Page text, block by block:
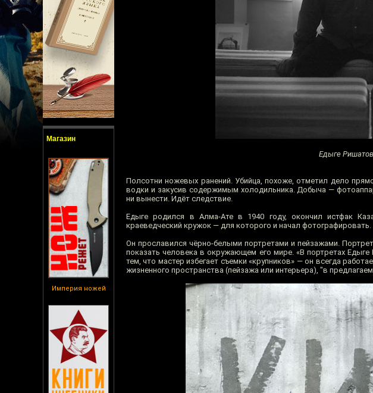
Магазин
Империя ножей
Едыге
Полсотни ножевых ранений. Убийца, похоже, отметил дело
водки и закусив содержимым холодильника. Добыча —
ни вынести. Идёт следствие.
Едыге родился в Алма-Ате в 1940 году, окончил истфак
краеведческий кружок — для которого и начал
Он прославился чёрно-белыми портретами и пейзажами.
показать человека в окружающем его мире. «В портретах
тем, что мастер избегает съемки «крупников» — он всегда
жизненного пространства (пейзажа или интерьера), "в